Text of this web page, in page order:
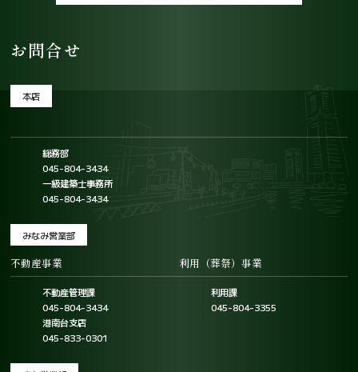
お問合せ
本店
総務部
045-804-3434
一級建築士事務所
045-804-3434
みなみ営業部
不動産事業
不動産管理課
045-804-3434
港南台支店
045-833-0301
利用（葬祭）事業
利用課
045-804-3355